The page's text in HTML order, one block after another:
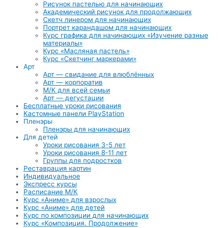
Рисунок пастелью для начинающих
Академический рисунок для продолжающих
Скетч линером для начинающих
Портрет карандашом для начинающих
Курс графика для начинающих «Изучение разные
материалы»
Курс «Масляная пастель»
Курс «Скетчинг маркерами»
Арт
Арт — свидание для влюблённых
Арт — корпоратив
М/К для всей семьи
Арт — дегустации
Бесплатные уроки рисования
Кастомные панели PlayStation
Пленэры
Пленэры для начинающих
Для детей
Уроки рисования 3-5 лет
Уроки рисования 8-11 лет
Группы для подростков
Реставрация картин
Индивидуальное
Экспресс курсы
Расписание М/К
Курс «Аниме» для взрослых
Курс «Аниме» для детей
Курс по композиции для начинающих
Курс «Композиция. Продолжение»